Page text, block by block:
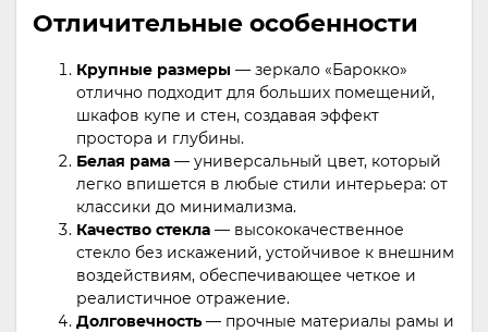
Отличительные особенности
Крупные размеры — зеркало «Барокко»
отлично подходит для больших помещений,
шкафов купе и стен, создавая эффект
простора и глубины.
Белая рама — универсальный цвет, который
легко впишется в любые стили интерьера: от
классики до минимализма.
Качество стекла — высококачественное
стекло без искажений, устойчивое к внешним
воздействиям, обеспечивающее четкое и
реалистичное отражение.
Долговечность — прочные материалы рамы и